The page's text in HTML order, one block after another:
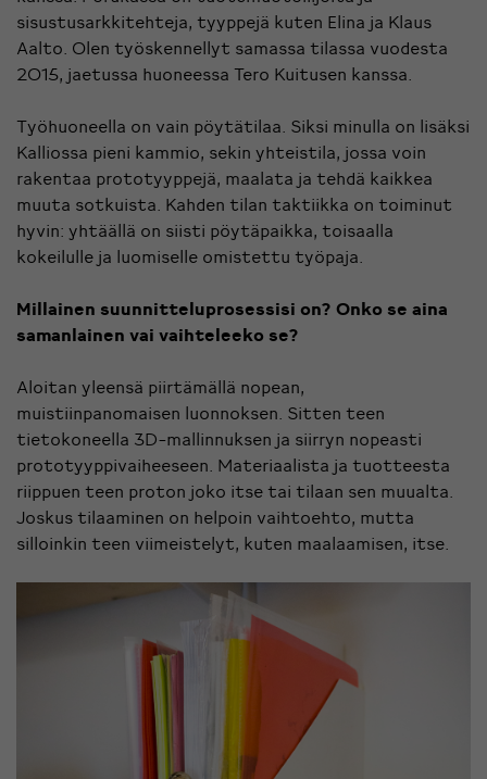
sisustusarkkitehteja, tyyppejä kuten Elina ja Klaus
Aalto. Olen työskennellyt samassa tilassa vuodesta
2015, jaetussa huoneessa Tero Kuitusen kanssa.
Työhuoneella on vain pöytätilaa. Siksi minulla on lisäksi
Kalliossa pieni kammio, sekin yhteistila, jossa voin
rakentaa prototyyppejä, maalata ja tehdä kaikkea
muuta sotkuista. Kahden tilan taktiikka on toiminut
hyvin: yhtäällä on siisti pöytäpaikka, toisaalla
kokeilulle ja luomiselle omistettu työpaja.
Millainen suunnitteluprosessisi on? Onko se aina
samanlainen vai vaihteleeko se?
Aloitan yleensä piirtämällä nopean,
muistiinpanomaisen luonnoksen. Sitten teen
tietokoneella 3D-mallinnuksen ja siirryn nopeasti
prototyyppivaiheeseen. Materiaalista ja tuotteesta
riippuen teen proton joko itse tai tilaan sen muualta.
Joskus tilaaminen on helpoin vaihtoehto, mutta
silloinkin teen viimeistelyt, kuten maalaamisen, itse.